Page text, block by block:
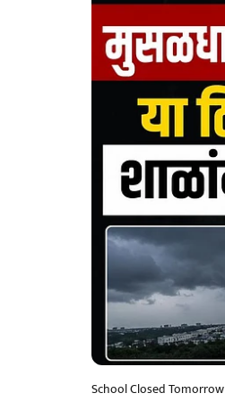
School Closed Tomorrow